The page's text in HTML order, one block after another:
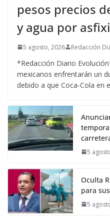
pesos precios
y agua por
5 agosto, 2026 Redacción
*Redacción Diario
mexicanos enfrentarán un
debido a que Coca-Cola en
5
Oculta
para
5